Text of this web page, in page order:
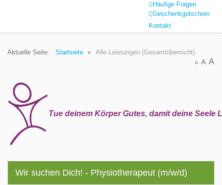
Häufige Fragen
Geschenkgutschein
Kontakt
Aktuelle Seite: Startseite Alle Leistungen (Gesamtübersicht)
A A A
Tue deinem Körper Gutes, damit deine Seele
Wir suchen Dich! - Physiotherapeut (m/w/d)